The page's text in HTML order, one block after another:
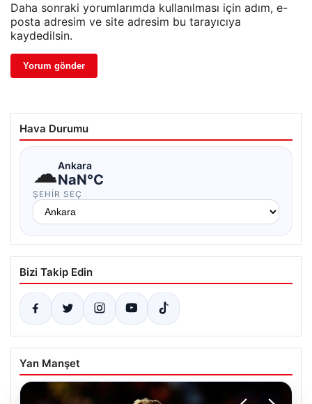
Daha sonraki yorumlarımda kullanılması için adım, e-
posta adresim ve site adresim bu tarayıcıya
kaydedilsin.
Hava Durumu
☁Ankara
NaN°C
ŞEHIR SEÇ
Bizi Takip Edin
Yan Manşet